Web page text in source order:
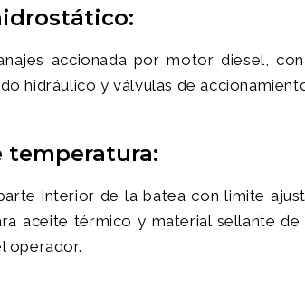
accionada por motor diesel,
hidráulico y válvulas de
temperatura:
interior de la batea con limite
aceite térmico y material sellante
operador.